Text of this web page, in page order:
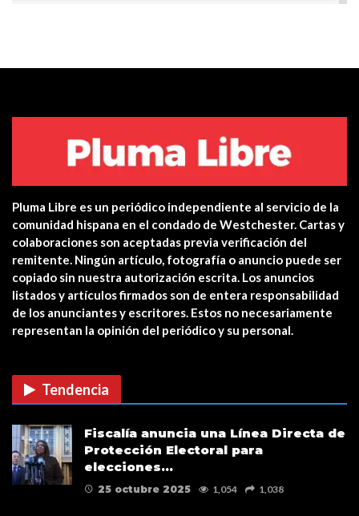
Centro de salud de Ossining
integra una…
Yonkers PD Commissioner
encourages Hispanic…
cuidado a quién…
de su campaña…
Pluma Libre es un periódico independiente al servicio de la
comunidad hispana en el condado de Westchester. Cartas y
colaboraciones son aceptadas previa verificación del
remitente. Ningún artículo, fotografía o anuncio puede ser
copiado sin nuestra autorización escrita. Los anuncios
listados y artículos firmados son de entera responsabilidad
de los anunciantes y escritores. Estos no necesariamente
representan la opinión del periódico y su personal.
Tendencia
Fiscalía anuncia una Línea Directa de
Protección Electoral para
elecciones…
25 octubre 2025 1,054 1,038